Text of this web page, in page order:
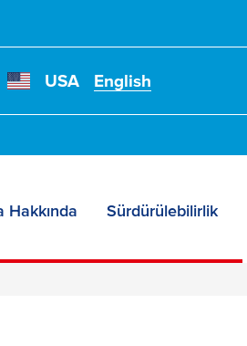
USA English
Hakkında Sürdürülebilirlik